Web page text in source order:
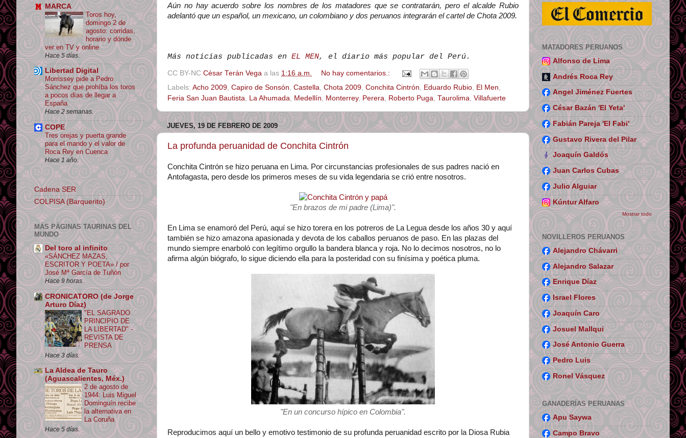
Aún no hay acuerdo sobre los nombres de los matadores que se contratarán, pero el alcalde Rubio
adelantó que un español, un mexicano, un colombiano y dos peruanos integrarán el cartel de Chota 2009.
Más noticias publicadas en EL MEN, el diario más popular del Perú.
CC BY-NC César Terán Vega a las 1:16 a.m.
No hay comentarios.:
Labels: Acho 2009 Capiro de Sonsón Castella Chota 2009 Conchita Cintrón Eduardo Rubio El Men
Feria San Juan Bautista
La Ahumada Medellín Monterrey, Perera Roberto Puga Taurolima Villafuerte
JUEVES, 19 DE FEBRERO DE 2009
La profunda peruanidad de Conchita Cintrón
Conchita Cintrón se hizo peruana en Lima. Por circunstancias profesionales de sus padres nació en
Antofagasta, pero desde los primeros meses de su vida legendaria se crió entre nosotros.
"En brazos de mi padre (Lima)".
En Lima se enamoró del Perú, aquí se hizo torera en los potreros de La Legua desde los años 30 y aquí
también se hizo amazona apasionada y devota de los caballos peruanos de paso. En las plazas del
mundo siempre enarboló con legítimo orgullo la bandera blanca y roja. No lo decimos nosotros, no lo
afirma algún biógrafo, lo sigue diciendo ella para la posteridad con su finísima y poética pluma.
"En un concurso hípico en Colombia".
Reproducimos aquí un bello y emotivo testimonio de su profunda peruanidad escrito por la Diosa Rubia
MARCA
Toros hoy,
domingo 2 de
agosto: corridas,
horario y dónde
ver en TV y online
Hace 5 días.
Libertad Digital
Morrissey pide a Pedro
Sánchez que prohíba los toros
a pocos días de llegar a
España
Hace 2 semanas.
COPE
Tres orejas y puerta grande
para el mando y el valor de
Roca Rey en Cuenca
Hace 1 año.
Cadena SER
COLPISA (Barquerito)
MÁS PÁGINAS TAURINAS DEL
MUNDO
Del toro al infinito
«SÁNCHEZ MAZAS,
ESCRITOR Y POETA» / por
José Mª García de Tuñón
Hace 9 horas.
CRONICATORO (de Jorge
Arturo Díaz)
"EL SAGRADO
PRINCIPIO DE
LA LIBERTAD" -
REVISTA DE
PRENSA
Hace 3 días.
La Aldea de Tauro
(Aguascalientes, Méx.)
2 de agosto de
1944: Luis Miguel
Dominguín recibe
la alternativa en
La Coruña
Hace 5 días.
MATADORES PERUANOS
Alfonso de Lima
Andrés Roca Rey
Angel Jiménez Fuertes
César Bazán 'El Yeta'
Fabián Pareja 'El Fabi'
Gustavo Rivera del Pilar
Joaquín Galdós
Juan Carlos Cubas
Julio Alguiar
Kúntur Alfaro
Mostrar todo
NOVILLEROS PERUANOS
Alejandro Chávarri
Alejandro Salazar
Enrique Díaz
Israel Flores
Joaquín Caro
Josuel Mallqui
José Antonio Guerra
Pedro Luis
Ronel Vásquez
GANADERÍAS PERUANAS
Apu Saywa
Campo Bravo